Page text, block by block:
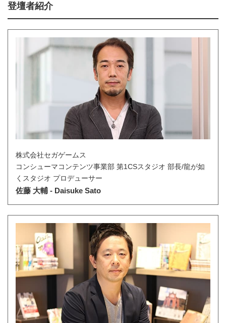
登壇者紹介
株式会社セガゲームス
コンシューマコンテンツ事業部 第1CSスタジオ 部長/龍が如
くスタジオ プロデューサー
佐藤 大輔 - Daisuke Sato